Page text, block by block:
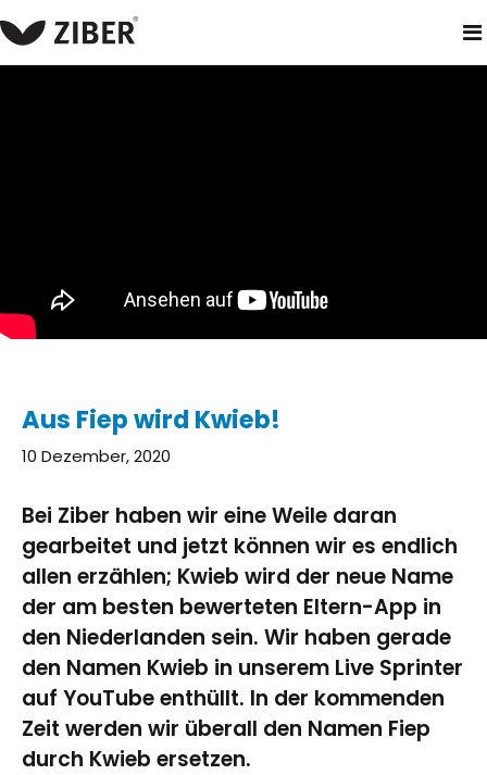
heim neuigkeiten aus fiep wird kwieb!
Aus Fiep wird Kwieb!
10 Dezember, 2020
Bei Ziber haben wir eine Weile daran
gearbeitet und jetzt können wir es endlich
allen erzählen; Kwieb wird der neue Name
der am besten bewerteten Eltern-App in
den Niederlanden sein. Wir haben gerade
den Namen Kwieb in unserem Live Sprinter
auf YouTube enthüllt. In der kommenden
Zeit werden wir überall den Namen Fiep
durch Kwieb ersetzen.